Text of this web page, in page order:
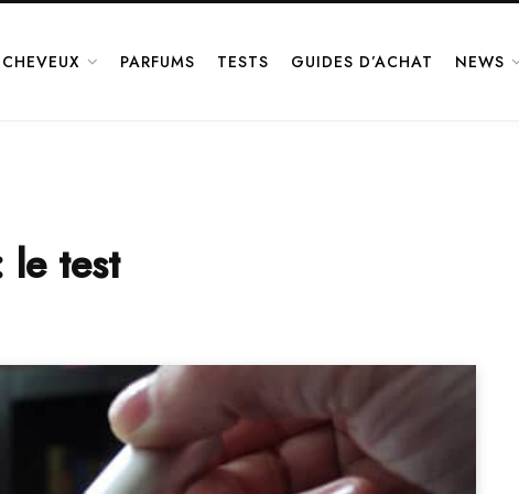
CHEVEUX PARFUMS TESTS GUIDES D’ACHAT NEWS
le test